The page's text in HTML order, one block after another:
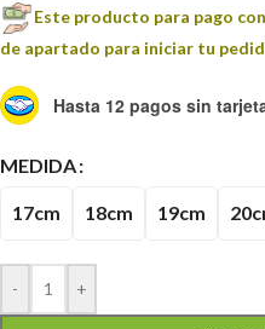
Este producto para pago
de apartado para iniciar tu
Hasta 12 pagos sin
MEDIDA
17cm 18cm 19cm
- +